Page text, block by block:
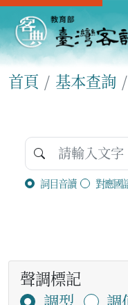
首頁 基本查詢
詞目音讀 對應國
聲調標記